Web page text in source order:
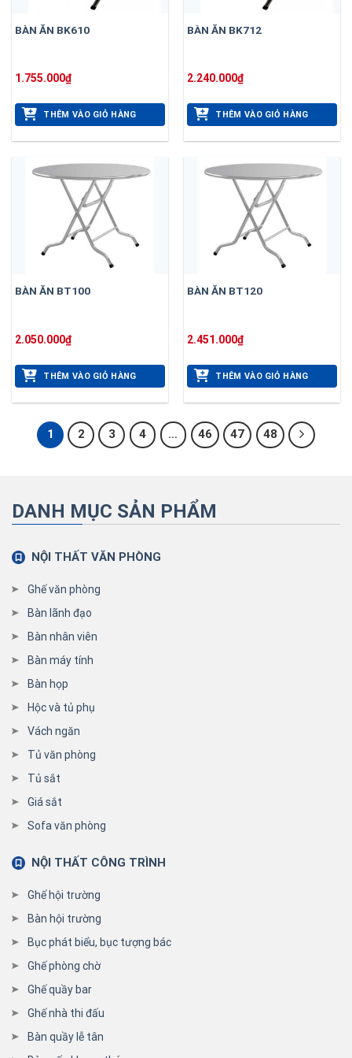
BÀN ĂN BK610
1.755.000₫
THÊM VÀO GIỎ HÀNG
BÀN ĂN BK712
2.240.000₫
THÊM VÀO GIỎ HÀNG
BÀN ĂN BT100
2.050.000₫
THÊM VÀO GIỎ HÀNG
BÀN ĂN BT120
2.451.000₫
THÊM VÀO GIỎ HÀNG
1 2 3 4 … 46 47 48
DANH MỤC SẢN PHẨM
NỘI THẤT VĂN PHÒNG
Ghế văn phòng
Bàn lãnh đạo
Bàn nhân viên
Bàn máy tính
Bàn họp
Hộc và tủ phụ
Vách ngăn
Tủ văn phòng
Tủ sắt
Giá sắt
Sofa văn phòng
NỘI THẤT CÔNG TRÌNH
Ghế hội trường
Bàn hội trường
Bục phát biểu, bục tượng bác
Ghế phòng chờ
Ghế quầy bar
Ghế nhà thi đấu
Bàn quầy lễ tân